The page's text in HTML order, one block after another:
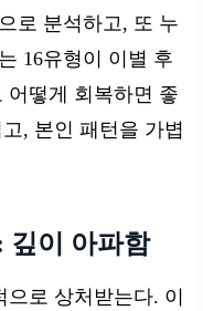
로 분석하고, 또 누
16유형이 이별 후
어떻게 회복하면 좋
, 본인 패턴을 가볍
깊이 아파함
으로 상처받는다. 이